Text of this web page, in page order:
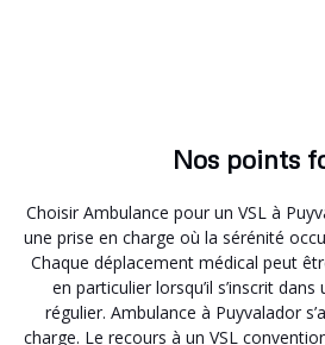
Nos points
Choisir Ambulance pour un VSL à
une prise en charge où la sérénité
Chaque déplacement médical peut
en particulier lorsqu’il s’inscrit
régulier. Ambulance à Puyvalador
charge. Le recours à un VSL